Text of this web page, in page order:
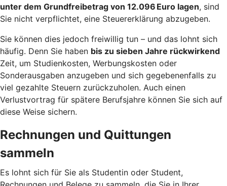
unter dem Grundfreibetrag von 12.096 Euro lagen, sind
Sie nicht verpflichtet, eine Steuererklärung abzugeben.
Sie können dies jedoch freiwillig tun – und das lohnt sich
häufig. Denn Sie haben bis zu sieben Jahre rückwirkend
Zeit, um Studienkosten, Werbungskosten oder
Sonderausgaben anzugeben und sich gegebenenfalls zu
viel gezahlte Steuern zurückzuholen. Auch einen
Verlustvortrag für spätere Berufsjahre können Sie sich auf
diese Weise sichern.
Rechnungen und Quittungen
sammeln
Es lohnt sich für Sie als Studentin oder Student,